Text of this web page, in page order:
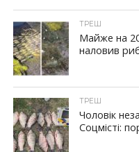
ТРЕШ
Майже на
наловив
ТРЕШ
Чоловік
Соцмісті: